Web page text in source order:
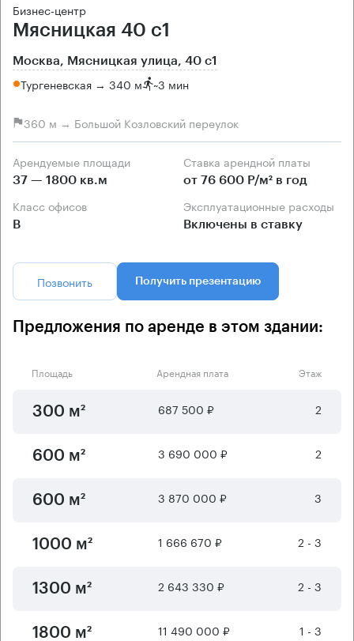
Бизнес-центр
Мясницкая 40 с1
Москва, Мясницкая улица, 40 с1
Тургеневская → 340 м ~3 мин
360 м → Большой Козловский переулок
Арендуемые площади
37 — 1800 кв.м
Ставка арендной платы
от 76 600 Р/м² в год
Класс офисов
B
Эксплуатационные расходы
Включены в ставку
Позвонить Получить презентацию
Предложения по аренде в этом здании:
Площадь Арендная плата Этаж
300 м² 687 500 ₽ 2
600 м² 3 690 000 ₽ 2
600 м² 3 870 000 ₽ 3
1000 м² 1 666 670 ₽ 2 - 3
1300 м² 2 643 330 ₽ 2 - 3
1800 м² 11 490 000 ₽ 1 - 3